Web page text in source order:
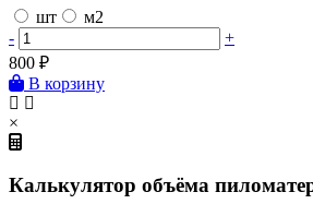
шт
м2
-
+
800 ₽
В корзину
×
Калькулятор объёма